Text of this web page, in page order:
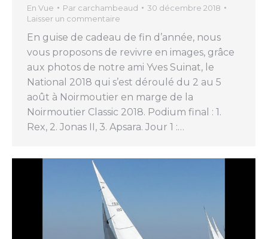
En Vue Par carchambeaud
30 décembre 2018
Laisser un commentaire
En guise de cadeau de fin d’année, nous
vous proposons de revivre en images, grâce
aux photos de notre ami Yves Suinat, le
National 2018 qui s’est déroulé du 2 au 5
août à Noirmoutier en marge de la
Noirmoutier Classic 2018. Podium final : 1.
Rex, 2. Jonas II, 3. Apsara. Jour 1 :…